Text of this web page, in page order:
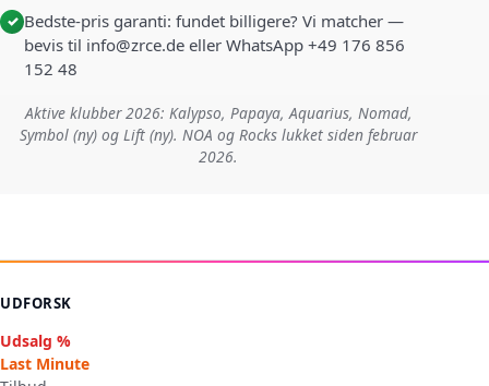
✓ Bedste-pris garanti: fundet billigere? Vi matcher —
bevis til info@zrce.de eller WhatsApp +49 176 856
152 48
Aktive klubber 2026: Kalypso, Papaya, Aquarius, Nomad,
Symbol (ny) og Lift (ny). NOA og Rocks lukket siden februar
2026.
UDFORSK
Udsalg %
Last Minute